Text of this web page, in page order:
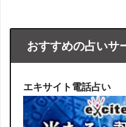
おすすめの占いサ
エキサイト電話占い